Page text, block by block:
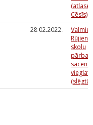
Cēsīs)
28.02.2022.
skolu